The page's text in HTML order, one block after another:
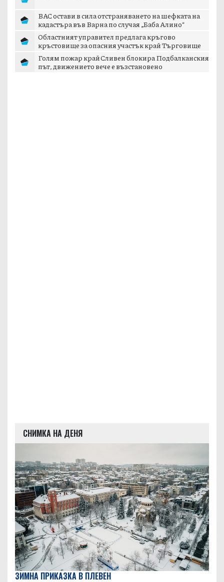
ВАС остави в сила отстраняването на шефката на
кадастъра във Варна по случая „Баба Алино“
Областният управител предлага кръгово
кръстовище за опасния участък край Търговище
Голям пожар край Сливен блокира Подбалканския
път, движението вече е възстановено
СНИМКА НА ДЕНЯ
ЗИМНА ПРИКАЗКА В ПЛЕВЕН